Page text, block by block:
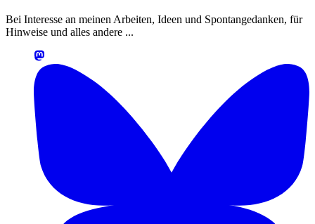
Bei Interesse an meinen Arbeiten, Ideen und Spontangedanken, für
Hinweise und alles andere ...